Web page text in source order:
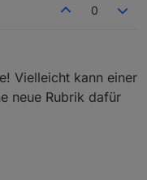
0
Vielleicht kann einer
neue Rubrik dafür